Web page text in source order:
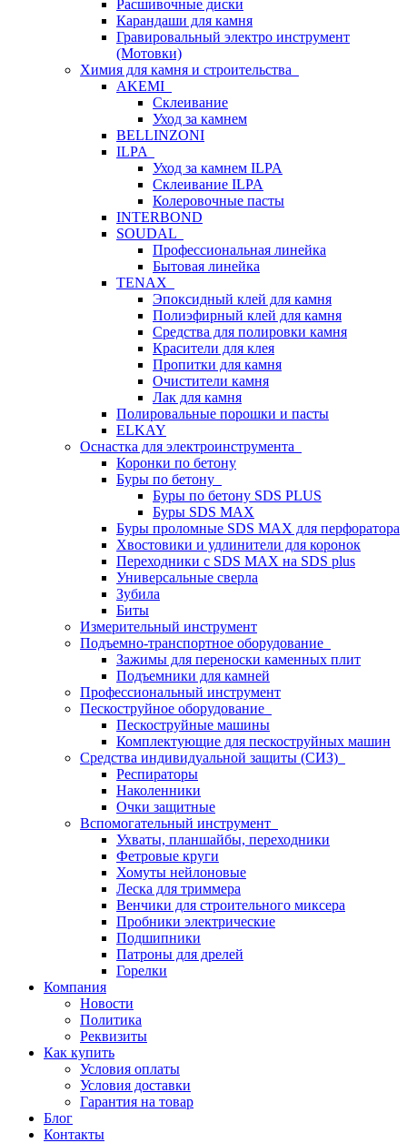
Расшивочные диски
Карандаши для камня
Гравировальный электро инструмент
(Мотовки)
Химия для камня и строительства
AKEMI
Склеивание
Уход за камнем
BELLINZONI
ILPA
Уход за камнем ILPA
Склеивание ILPA
Колеровочные пасты
INTERBOND
SOUDAL
Профессиональная линейка
Бытовая линейка
TENAX
Эпоксидный клей для камня
Полиэфирный клей для камня
Средства для полировки камня
Красители для клея
Пропитки для камня
Очистители камня
Лак для камня
Полировальные порошки и пасты
ELKAY
Оснастка для электроинструмента
Коронки по бетону
Буры по бетону
Буры по бетону SDS PLUS
Буры SDS MAX
Буры проломные SDS MAX для перфоратора
Хвостовики и удлинители для коронок
Переходники с SDS MAX на SDS plus
Универсальные сверла
Зубила
Биты
Измерительный инструмент
Подъемно-транспортное оборудование
Зажимы для переноски каменных плит
Подъемники для камней
Профессиональный инструмент
Пескоструйное оборудование
Пескоструйные машины
Комплектующие для пескоструйных машин
Средства индивидуальной защиты (СИЗ)
Респираторы
Наколенники
Очки защитные
Вспомогательный инструмент
Ухваты, планшайбы, переходники
Фетровые круги
Хомуты нейлоновые
Леска для триммера
Венчики для строительного миксера
Пробники электрические
Подшипники
Патроны для дрелей
Горелки
Компания
Новости
Политика
Реквизиты
Как купить
Условия оплаты
Условия доставки
Гарантия на товар
Блог
Контакты